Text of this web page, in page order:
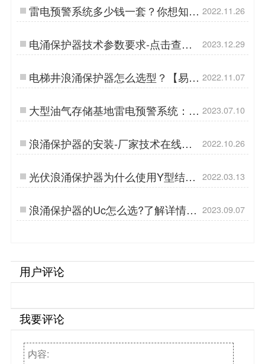
雷电预警系统多少钱一套？你想知道
的价格都在这里【易造防雷】…
2022.11.26
电涌保护器技术参数要求-点击查看-
易造防雷…
2023.12.29
电梯井浪涌保护器怎么选型？【易造
防雷】…
2022.11.07
大型油气存储基地雷电预警系统：保
护您的安全与财产！-易造防雷…
2023.07.10
浪涌保护器的安装-厂家技术在线教
学【杭州易造】…
2022.10.26
光伏浪涌保护器为什么使用Y型结构-
看看就明白了【杭州易造】…
2022.03.13
浪涌保护器的Uc怎么选?了解详情-
易造防雷…
2023.09.07
用户评论
我要评论